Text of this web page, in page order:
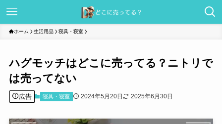
ホーム 生活用品 寝具・寝室
ハグモッチはどこに売ってる？ニトリで
は売ってない
広告 寝具・寝室 2024年5月20日 2025年6月30日